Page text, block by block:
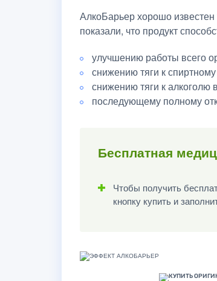
АлкоБарьер хорошо
показали, что продукт
улучшению работы всего
снижению тяги к
снижению тяги к алкоголю
последующему полному
Бесплатная
Чтобы получить
кнопку купить и